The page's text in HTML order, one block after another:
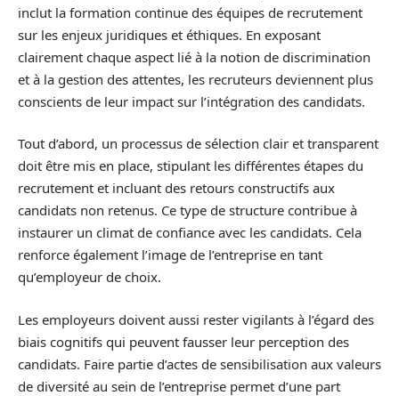
inclut la formation continue des équipes de recrutement
sur les enjeux juridiques et éthiques. En exposant
clairement chaque aspect lié à la notion de discrimination
et à la gestion des attentes, les recruteurs deviennent plus
conscients de leur impact sur l’intégration des candidats.
Tout d’abord, un processus de sélection clair et transparent
doit être mis en place, stipulant les différentes étapes du
recrutement et incluant des retours constructifs aux
candidats non retenus. Ce type de structure contribue à
instaurer un climat de confiance avec les candidats. Cela
renforce également l’image de l’entreprise en tant
qu’employeur de choix.
Les employeurs doivent aussi rester vigilants à l’égard des
biais cognitifs qui peuvent fausser leur perception des
candidats. Faire partie d’actes de sensibilisation aux valeurs
de diversité au sein de l’entreprise permet d’une part